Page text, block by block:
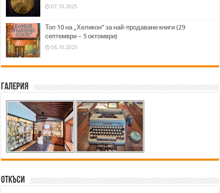
07.10.2025
Топ 10 на „Хеликон” за най-продавани книги (29
септември – 5 октомври)
06.10.2025
Галерия
Откъси